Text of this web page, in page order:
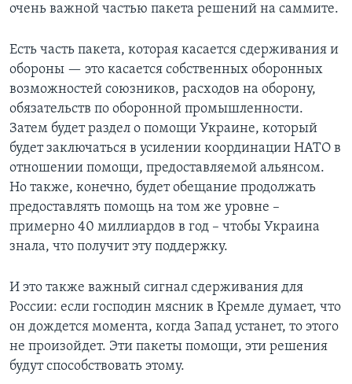
очень важной частью пакета решений на саммите.
Есть часть пакета, которая касается сдерживания и
обороны — это касается собственных оборонных
возможностей союзников, расходов на оборону,
обязательств по оборонной промышленности.
Затем будет раздел о помощи Украине, который
будет заключаться в усилении координации НАТО в
отношении помощи, предоставляемой альянсом.
Но также, конечно, будет обещание продолжать
предоставлять помощь на том же уровне –
примерно 40 миллиардов в год – чтобы Украина
знала, что получит эту поддержку.
И это также важный сигнал сдерживания для
России: если господин мясник в Кремле думает, что
он дождется момента, когда Запад устанет, то этого
не произойдет. Эти пакеты помощи, эти решения
будут способствовать этому.